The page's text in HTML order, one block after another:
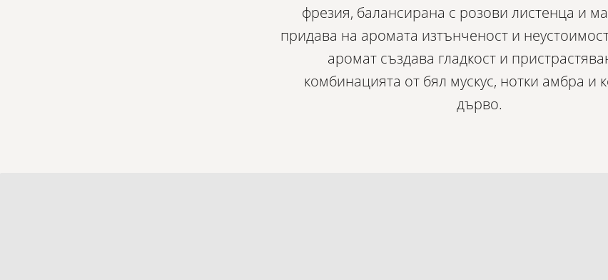
фрезия, балансирана с розови листенца и
придава на аромата изтънченост и
аромат създава гладкост и
комбинацията от бял мускус, нотки амбра и
дърво.